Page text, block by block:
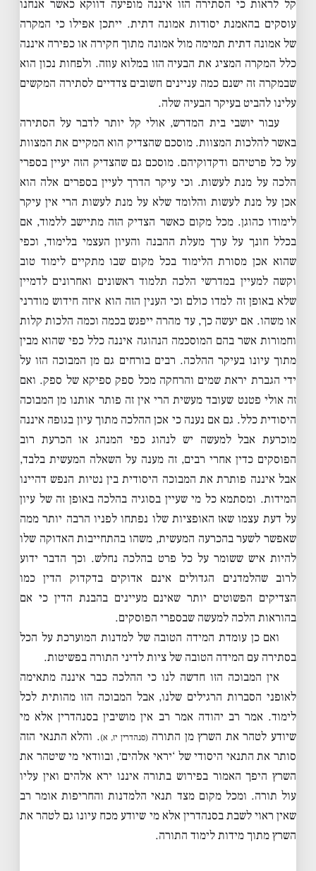
קל לראות כי הסתירה הזו איננה מופיעה דווקא כאשר אנחנו
עוסקים בהאמנת יסודות אמונה דתית. ייתכן אפילו כי המקרה
של אמונה דתית תמימה מול אמונה מתוך חקירה או כפירה איננה
כלל המקרה המציג את הבעיה הזו במלוא עוזה. ולפחות נכון הוא
שבמקרה זה ישנם כמה עניינים חשובים צדדיים לסתירה המקשים
עלינו להביט בעיקר הבעיה שלה.
עבור יושבי בית המדרש, אולי קל יותר לדבר על הסתירה
באשר להלכות המצוות. מוסכם שהצדיק הוא המקיים את המצוות
על כל פרטיהם ודקדוקיהם. מוסכם גם שהצדיק הזה יעיין בספרי
הלכה על מנת לעשות. וכי עיקר הדרך לעיין בספרים אלה הוא
אכן על מנת לעשות והלומד שלא על מנת לעשות הרי אין עיקר
לימודו כהוגן. מכל מקום כאשר הצדיק הזה מתיישב ללמוד, אם
בכלל חונך על ערך מעלת ההבנה והעיון העצמי בלימוד, וכפי
שהוא אכן מסורת הלימוד בכל מקום שבו מתקיים לימוד טוב
וקשה למעיין במדרשי הלכה תלמוד ראשונים ואחרונים לדמיין
שלא באופן זה למדו כולם וכי הענין הזה הוא איזה חידוש מודרני
או משהו. אם יעשה כך, עד מהרה ייפגש בכמה וכמה הלכות קלות
וחמורות אשר בהם המוסכמה הנהוגה איננה כלל כפי שהוא מבין
מתוך עיונו בעיקר ההלכה. רבים בורחים גם מן המבוכה הזו על
ידי הגברת יראת שמים והרחקה מכל ספק ספיקא של ספק. ואם
זה אולי פטנט שעובד מעשית הרי אין זה פותר אותנו מן המבוכה
היסודית כלל. גם אם נענה כי אכן ההלכה מתוך עיון בגופה איננה
מוכרעת אבל למעשה יש לנהוג כפי המנהג או הכרעת רוב
הפוסקים כדין אחרי רבים, זה מענה על השאלה המעשית בלבד,
אבל איננה פותרת את המבוכה היסודית בין נטיות הנפש דהיינו
המידות. ומסתמא כל מי שעיין בסוגיה בהלכה באופן זה של עיון
על דעת עצמו שאז האופציות שלו נפתחו לפניו הרבה יותר ממה
שאפשר לשער בהכרעה המעשית, משהו בהתחייבות האדוקה שלו
להיות איש ששומר על כל פרט בהלכה נחלש. וכך הדבר ידוע
לרוב שהלמדנים הגדולים אינם אדוקים בדקדוק הדין כמו
הצדיקים הפשוטים יותר שאינם מעיינים בהבנת הדין כי אם
בהוראות הלכה למעשה שבספרי הפוסקים.
ואם כן עומדת המידה הטובה של למדנות המוערכת על הכל
בסתירה עם המידה הטובה של ציות לדיני התורה בפשיטות.
אין המבוכה הזו חדשה לנו כי ההלכה כבר איננה מתאימה
לאופני הסברות הרגילים שלנו, אבל המבוכה הזו מהותית לכל
לימוד. אמר רב יהודה אמר רב אין מושיבין בסנהדרין אלא מי
שיודע לטהר את השרץ מן התורה(סנהדרין יז, א). והלא התנאי הזה
סותר את התנאי היסודי של ‘יראי אלהים׳, ובוודאי מי שיטהר את
השרץ היפך האמור בפירוש בתורה איננו ירא אלהים ואין עליו
עול תורה. ומכל מקום מצד תנאי הלמדנות והחריפות אומר רב
שאין ראוי לשבת בסנהדרין אלא מי שיודע מכח עיונו גם לטהר את
השרץ מתוך מידות לימוד התורה.